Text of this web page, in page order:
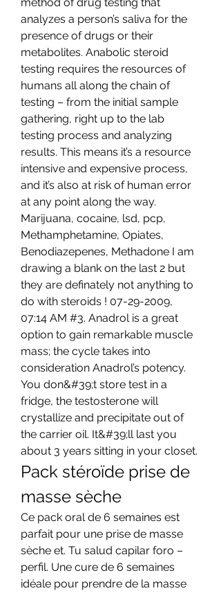
analyzes a person’s saliva for the
presence of drugs or their
metabolites. Anabolic steroid
testing requires the resources of
humans all along the chain of
testing – from the initial sample
gathering, right up to the lab
testing process and analyzing
results. This means it’s a resource
intensive and expensive process,
and it’s also at risk of human error
at any point along the way.
Marijuana, cocaine, lsd, pcp,
Methamphetamine, Opiates,
Benodiazepenes, Methadone I am
drawing a blank on the last 2 but
they are definately not anything to
do with steroids ! 07-29-2009,
07:14 AM #3. Anadrol is a great
option to gain remarkable muscle
mass; the cycle takes into
consideration Anadrol’s potency.
You don&#39;t store test in a
fridge, the testosterone will
crystallize and precipitate out of
the carrier oil. It&#39;ll last you
about 3 years sitting in your closet.
Pack stéroïde prise de
masse sèche
Ce pack oral de 6 semaines est
parfait pour une prise de masse
sèche et. Tu salud capilar foro –
perfil. Une cure de 6 semaines
idéale pour prendre de la masse